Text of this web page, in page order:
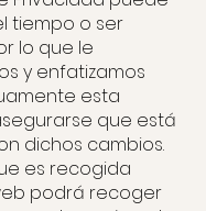
tiempo o ser
lo que le
y enfatizamos
esta
que está
dichos cambios.
es recogida
podrá recoger